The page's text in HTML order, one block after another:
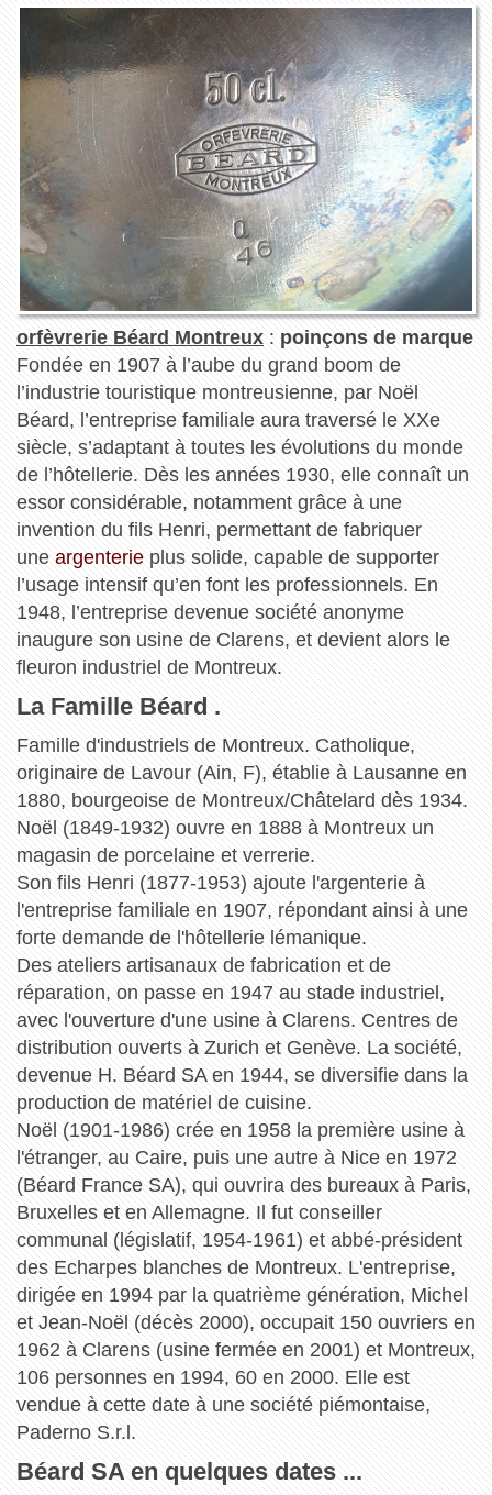
orfèvrerie Béard Montreux: poinçons de marque
Fondée en 1907 à l’aube du grand boom de
l’industrie touristique montreusienne, par Noël
Béard, l’entreprise familiale aura traversé le XXe
siècle, s’adaptant à toutes les évolutions du monde
de l’hôtellerie. Dès les années 1930, elle connaît un
essor considérable, notamment grâce à une
invention du fils Henri, permettant de fabriquer
une argenterieplus solide, capable de supporter
l’usage intensif qu’en font les professionnels. En
1948, l’entreprise devenue société anonyme
inaugure son usine de Clarens, et devient alors le
fleuron industriel de Montreux.
La Famille Béard .
Famille d'industriels de Montreux. Catholique,
originaire de Lavour (Ain, F), établie à Lausanne en
1880, bourgeoise de Montreux/Châtelard dès 1934.
Noël (1849-1932) ouvre en 1888 à Montreux un
magasin de porcelaine et verrerie.
Son fils Henri (1877-1953) ajoute l'argenterie à
l'entreprise familiale en 1907, répondant ainsi à une
forte demande de l'hôtellerie lémanique.
Des ateliers artisanaux de fabrication et de
réparation, on passe en 1947 au stade industriel,
avec l'ouverture d'une usine à Clarens. Centres de
distribution ouverts à Zurich et Genève. La société,
devenue H. Béard SA en 1944, se diversifie dans la
production de matériel de cuisine.
Noël (1901-1986) crée en 1958 la première usine à
l'étranger, au Caire, puis une autre à Nice en 1972
(Béard France SA), qui ouvrira des bureaux à Paris,
Bruxelles et en Allemagne. Il fut conseiller
communal (législatif, 1954-1961) et abbé-président
des Echarpes blanches de Montreux. L'entreprise,
dirigée en 1994 par la quatrième génération, Michel
et Jean-Noël (décès 2000), occupait 150 ouvriers en
1962 à Clarens (usine fermée en 2001) et Montreux,
106 personnes en 1994, 60 en 2000. Elle est
vendue à cette date à une société piémontaise,
Paderno S.r.l.
Béard SA en quelques dates ...